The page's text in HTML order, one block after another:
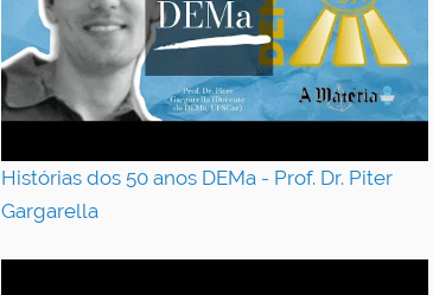
Histórias dos 50 anos DEMa - Prof. Dr. Piter
Gargarella